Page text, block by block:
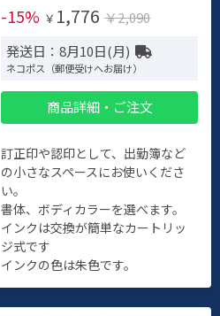
-15% ￥ 1,776 ￥2,090
発送日：8月10日(月)
ネコポス（郵便受けへお届け）
商品詳細・ご注文
訂正印や認印として、出勤簿など
の小さなスペースにお使いくださ
い。
書体、ボディカラーを選べます。
インクは交換が簡単なカートリッ
ジ式です
インクの色は朱色です。